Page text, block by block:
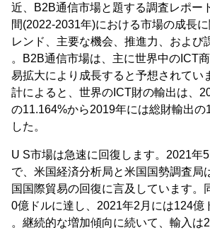
近、B2B通信市場と題する調査レポー
間(2022-2031年)における市場の成長
レンド、主要な機会、推進力、および
。B2B通信市場は、主に世界中のICT
易拡大により成長すると予想されてい
計によると、世界のICT財の輸出は、
の11.164%から2019年には総財輸出の
した。
U S市場は急速に回復します。2021年
で、米国経済分析局と米国国勢調査局
国国際貿易の回復に言及しています。
0億ドルに達し、2021年2月には124億
。継続的な増加傾向に続いて、輸入は